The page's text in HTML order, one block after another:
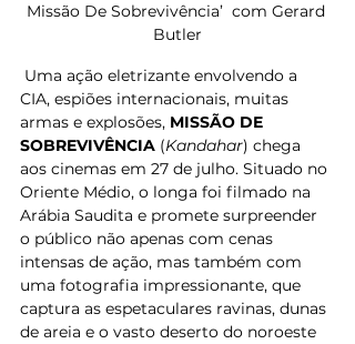
Missão De Sobrevivência’  com Gerard
Butler
CIA, espiões internacionais, muitas
armas e explosões, MISSÃO DE
SOBREVIVÊNCIA (Kandahar) chega
aos cinemas em 27 de julho. Situado no
Oriente Médio, o longa foi filmado na
Arábia Saudita e promete surpreender
o público não apenas com cenas
intensas de ação, mas também com
uma fotografia impressionante, que
captura as espetaculares ravinas, dunas
de areia e o vasto deserto do noroeste